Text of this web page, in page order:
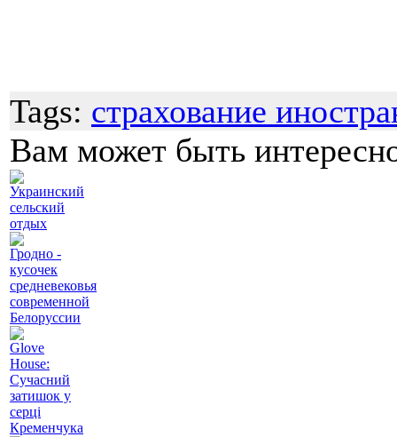
Tags: страхование
Вам может быть
Украинский
сельский
отдых
Гродно -
кусочек
средневековья
современной
Белоруссии
Glove
House:
Сучасний
затишок у
серці
Кременчука